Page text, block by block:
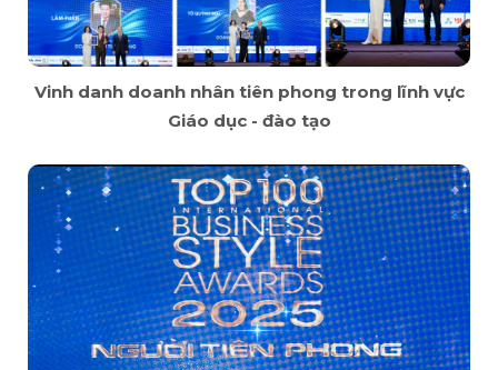
Vinh danh doanh nhân tiên phong trong lĩnh vực
Giáo dục - đào tạo